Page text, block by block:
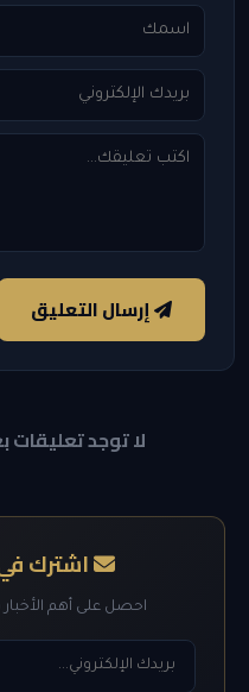
إرسال التعليق
لا توجد
اشترك في
احصل على أهم الأخبار